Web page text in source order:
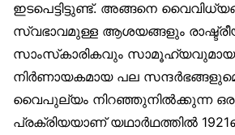
ഇടപെട്ടിട്ടുണ്ട്. അങ്ങനെ
സ്വഭാവമുള്ള ആശയങ്ങളും
സാംസ്‌കാരികവും സാമൂഹ്യവുമായ
നിർണായകമായ പല
വൈപുല്യം നിറഞ്ഞുനിൽക്കുന്ന ഒരു
പ്രക്രിയയാണ് യഥാർഥത്തിൽ